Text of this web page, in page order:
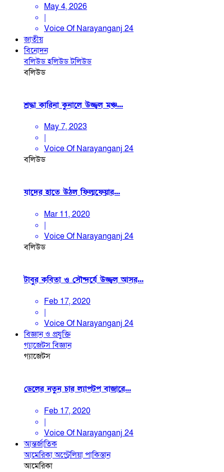
May 4, 2026
|
Voice Of Narayanganj 24
জাতীয়
বিনোদন
বলিউডহলিউডটলিউড
বলিউড
শ্রদ্ধা কারিনা কুনালে উজ্জ্বল মঞ্চ...
May 7, 2023
|
Voice Of Narayanganj 24
বলিউড
যাদের হাতে উঠল ফিল্মফেয়ার...
Mar 11, 2020
|
Voice Of Narayanganj 24
বলিউড
টাবুর কবিতা ও সৌন্দর্যে উজ্জ্বল আসর...
Feb 17, 2020
|
Voice Of Narayanganj 24
বিজ্ঞান ও প্রযুক্তি
গ্যাজেটসবিজ্ঞান
গ্যাজেটস
ডেলের নতুন চার ল্যাপটপ বাজারে...
Feb 17, 2020
|
Voice Of Narayanganj 24
আন্তর্জাতিক
আমেরিকাঅস্ট্রেলিয়াপাকিস্তান
আমেরিকা